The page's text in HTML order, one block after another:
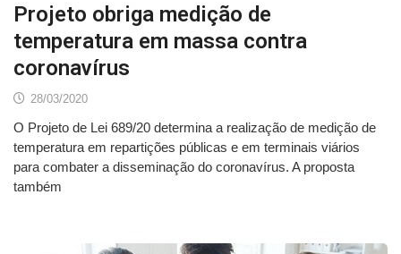
Projeto obriga medição de
temperatura em massa contra
coronavírus
28/03/2020
O Projeto de Lei 689/20 determina a realização de medição de
temperatura em repartições públicas e em terminais viários
para combater a disseminação do coronavírus. A proposta
também